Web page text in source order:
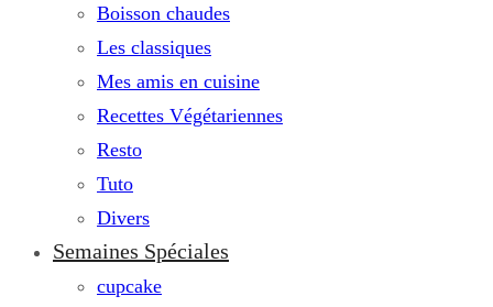
Boisson chaudes
Les classiques
Mes amis en cuisine
Recettes Végétariennes
Resto
Tuto
Divers
Semaines Spéciales
cupcake